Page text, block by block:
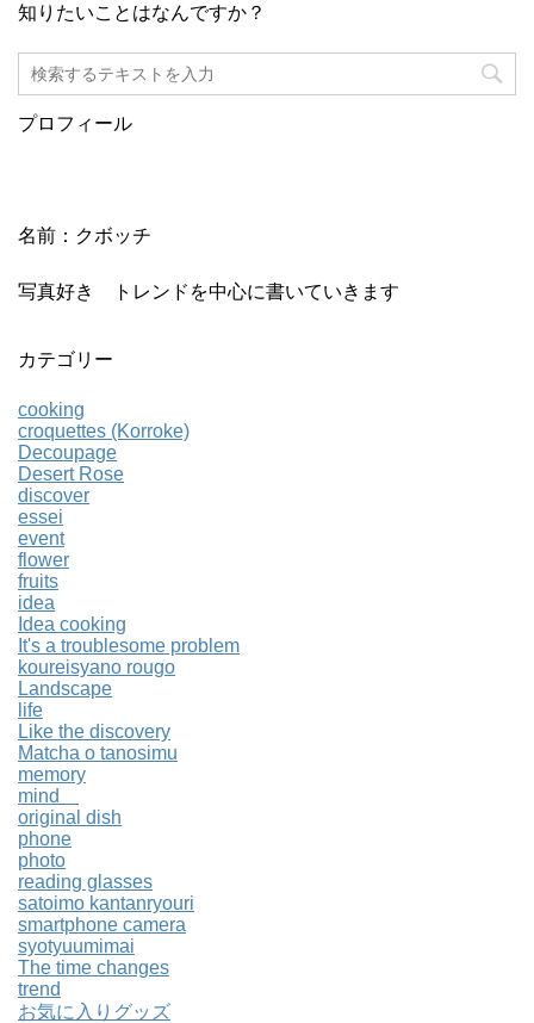
知りたいことはなんですか？
プロフィール
名前：クボッチ
写真好き トレンドを中心に書いていきます
カテゴリー
cooking
croquettes (Korroke)
Decoupage
Desert Rose
discover
essei
event
flower
fruits
idea
Idea cooking
It's a troublesome problem
koureisyano rougo
Landscape
life
Like the discovery
Matcha o tanosimu
memory
mind
original dish
phone
photo
reading glasses
satoimo kantanryouri
smartphone camera
syotyuumimai
The time changes
trend
お気に入りグッズ